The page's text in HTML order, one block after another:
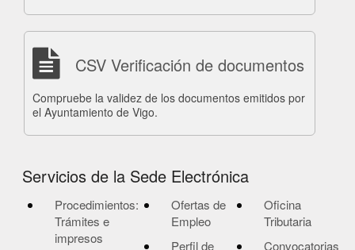
CSV Verificación de documentos
Compruebe la validez de los documentos emitidos por
el Ayuntamiento de Vigo.
Servicios de la Sede Electrónica
Procedimientos:
Trámites e
impresos
Ofertas de
Empleo
Perfil de
Oficina
Tributaria
Convocatorias